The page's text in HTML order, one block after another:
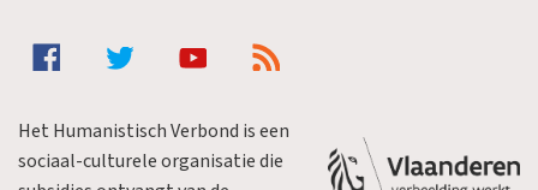
Het Humanistisch Verbond is een
sociaal-culturele organisatie die